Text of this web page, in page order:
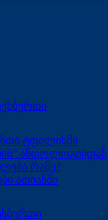
ტფილისში
ანთოლოგიიდან
რამე?
ათიანში